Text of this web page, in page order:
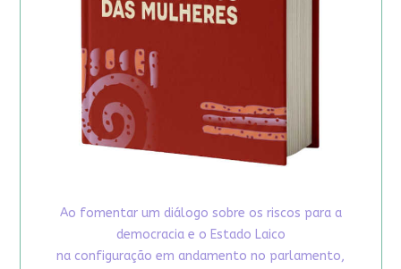
Ao fomentar um diálogo sobre os riscos para a
democracia e o Estado Laico
na configuração em andamento no parlamento,